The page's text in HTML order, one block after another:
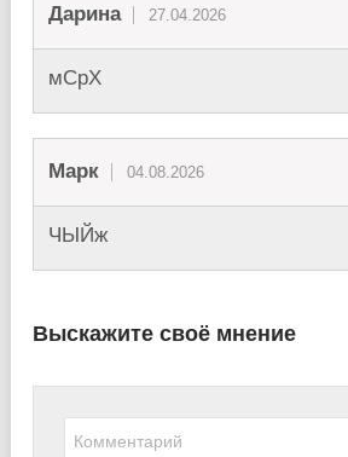
Дарина 27.04.2026
мСрХ
Марк 04.08.2026
ЧЫЙж
Выскажите своё мнение